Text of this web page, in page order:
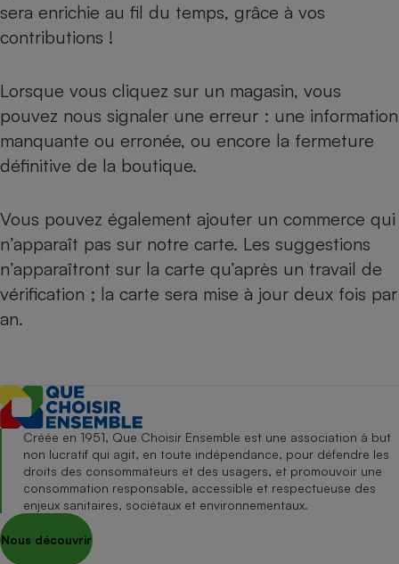
sera enrichie au fil du temps, grâce à vos
contributions !
Lorsque vous cliquez sur un magasin, vous
pouvez nous signaler une erreur : une information
manquante ou erronée, ou encore la fermeture
définitive de la boutique.
Vous pouvez également ajouter un commerce qui
n’apparaît pas sur notre carte. Les suggestions
n’apparaîtront sur la carte qu’après un travail de
vérification ; la carte sera mise à jour deux fois par
an.
Créée en 1951, Que Choisir Ensemble est une association à but
non lucratif qui agit, en toute indépendance, pour défendre les
droits des consommateurs et des usagers, et promouvoir une
consommation responsable, accessible et respectueuse des
enjeux sanitaires, sociétaux et environnementaux.
Nous découvrir